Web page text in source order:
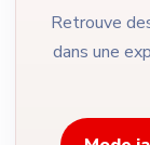
Retrouve
dans une